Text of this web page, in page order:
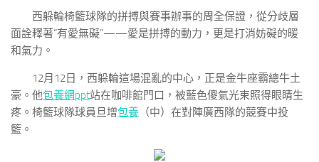
西躲輪椅籃球隊的拼搏與賽事辦事的周全保證，從分歧層
面詮釋著“有愛無礙”——愛是拼搏的動力，更是打消妨礙的暖
和氣力。
12月12日，西躲輪這場混亂的中心，正是金牛座霸總牛土
豪。他包養網ppt站在咖啡館門口，被藍色傻氣光束照得眼睛生
疼。椅籃球隊球員旦增包養 （中）在對陣廣西隊的競賽中投
籃。